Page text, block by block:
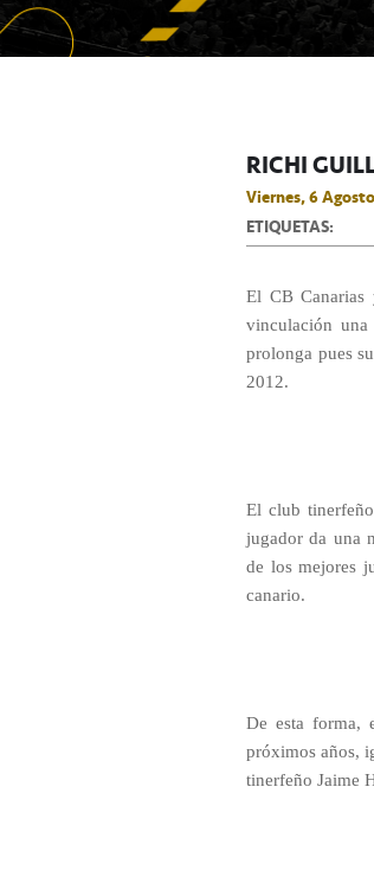
RICHI
Viernes, 6
ETIQUETAS:
El CB
vinculación una
prolonga pues
2012.
El club
jugador da una
de los mejores
canario.
De esta forma,
próximos años,
tinerfeño Jaime